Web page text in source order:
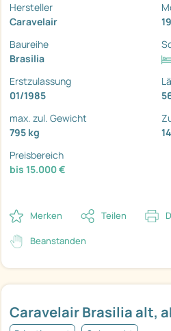
Caravelair Brasilia alt,
Hersteller
Caravelair
Baureihe
Brasilia
Erstzulassung
01/1985
max. zul. Gewicht
795 kg
Preisbereich
bis 15.000 €
Merken Teilen
Beanstanden